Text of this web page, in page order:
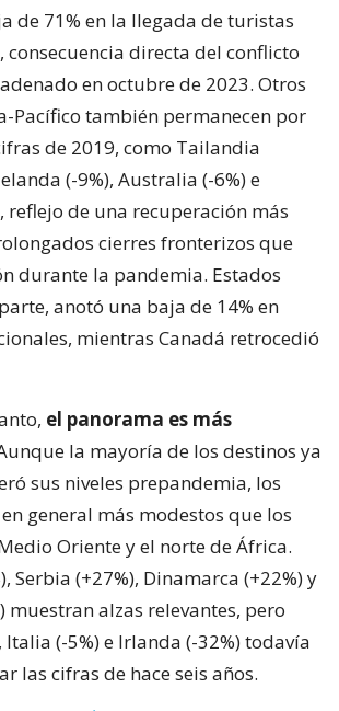
de 71% en la llegada de turistas
consecuencia directa del conflicto
en octubre de 2023. Otros
Pacífico también permanecen por
de 2019, como Tailandia
(-9%), Australia (-6%) e
reflejo de una recuperación más
cierres fronterizos que
durante la pandemia. Estados
anotó una baja de 14% en
mientras Canadá retrocedió
el panorama es más
la mayoría de los destinos ya
sus niveles prepandemia, los
general más modestos que los
Oriente y el norte de África.
Serbia (+27%), Dinamarca (+22%) y
muestran alzas relevantes, pero
Italia (-5%) e Irlanda (-32%) todavía
las cifras de hace seis años.